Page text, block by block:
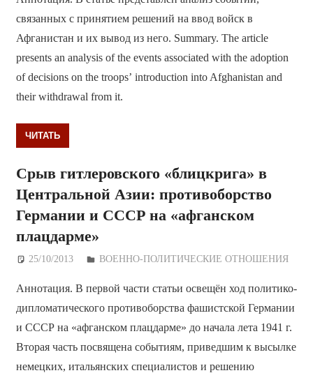
связанных с принятием решений на ввод войск в
Афганистан и их вывод из него. Summary. The article
presents an analysis of the events associated with the adoption
of decisions on the troops’ introduction into Afghanistan and
their withdrawal from it.
ЧИТАТЬ
Срыв гитлеровского «блицкрига» в
Центральной Азии: противоборство
Германии и СССР на «афганском
плацдарме»
25/10/2013 Дежурный по Редакции
ВОЕННО-ПОЛИТИЧЕСКИE ОТНОШЕНИЯ
Аннотация. В первой части статьи освещён ход политико-
дипломатического противоборства фашистской Германии
и СССР на «афганском плацдарме» до начала лета 1941 г.
Вторая часть посвящена событиям, приведшим к высылке
немецких, итальянских специалистов и решению